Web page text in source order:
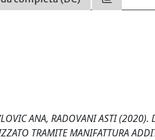
ANA, RADOVANI ASTI
TRAMITE MANIFATTURA